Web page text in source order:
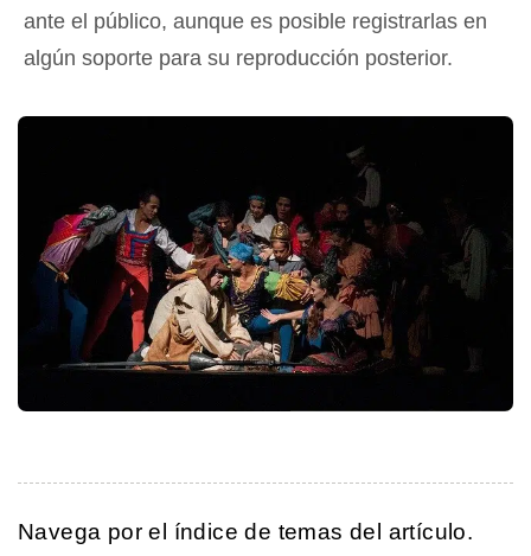
ante el público, aunque es posible registrarlas en
algún soporte para su reproducción posterior.
Navega por el índice de temas del artículo.